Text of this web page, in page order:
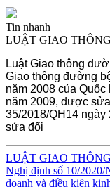
Tin nhanh
LUẬT GIAO
Luật Giao thông
Giao thông đường
năm 2008 của
năm 2009, được
35/2018/QH14 ngày
sửa đổi
LUẬT GIAO
Nghị định số 10/
doanh và điều kiện